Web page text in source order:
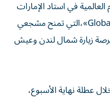
في استاد الإمارات
كل صيف، ومبادرة «Global Gooners»،التي تمنح مشجعي
زيارة شمال لندن وعيش
عطلة نهاية الأسبوع،